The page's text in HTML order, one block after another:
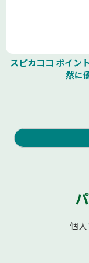
スピカココ ポイン
然に
個